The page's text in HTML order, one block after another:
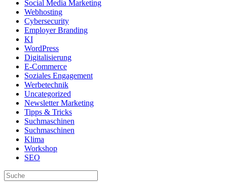
Social Media Marketing
Webhosting
Cybersecurity
Employer Branding
KI
WordPress
Digitalisierung
E-Commerce
Soziales Engagement
Werbetechnik
Uncategorized
Newsletter Marketing
Tipps & Tricks
Suchmaschinen
Suchmaschinen
Klima
Workshop
SEO